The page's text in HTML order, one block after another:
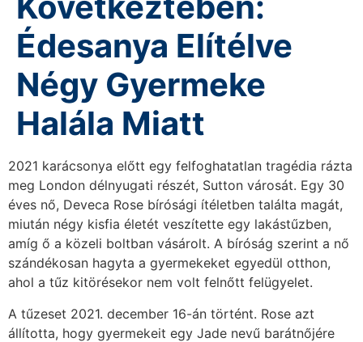
Édesanya Elítélve
Négy Gyermeke
Halála Miatt
2021 karácsonya előtt egy felfoghatatlan tragédia rázta
meg London délnyugati részét, Sutton városát. Egy 30
éves nő, Deveca Rose bírósági ítéletben találta magát,
miután négy kisfia életét veszítette egy lakástűzben,
amíg ő a közeli boltban vásárolt. A bíróság szerint a nő
szándékosan hagyta a gyermekeket egyedül otthon,
ahol a tűz kitörésekor nem volt felnőtt felügyelet.
A tűzeset 2021. december 16-án történt. Rose azt
állította, hogy gyermekeit egy Jade nevű barátnőjére